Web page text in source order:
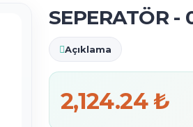
SEPERATÖR -
Açıklama
2,124.24 ₺